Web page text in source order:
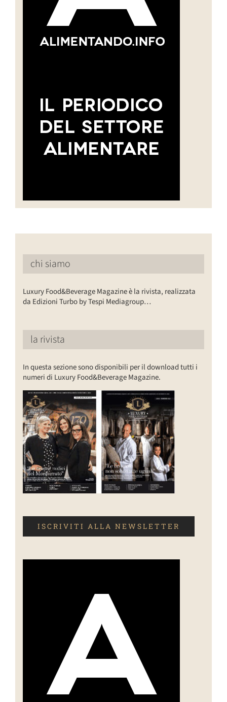
chi siamo
Luxury Food&Beverage Magazine è la rivista, realizzata
da Edizioni Turbo by Tespi Mediagroup…
la rivista
In questa sezione sono disponibili per il download tutti i
numeri di Luxury Food&Beverage Magazine.
ISCRIVITI ALLA NEWSLETTER